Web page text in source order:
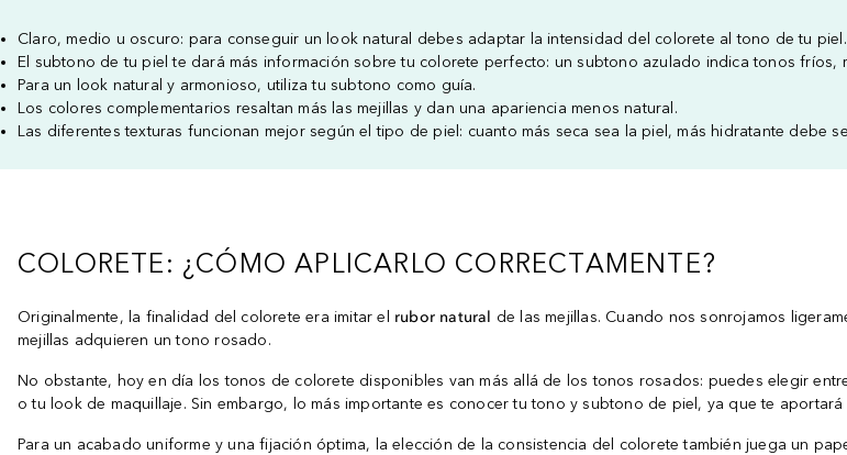
Claro, medio u oscuro: para conseguir un look natural debes adaptar la intensidad del colorete al tono de tu piel.
El subtono de tu piel te dará más información sobre tu colorete perfecto: un subtono azulado indica tonos fríos,
Para un look natural y armonioso, utiliza tu subtono como guía.
Los colores complementarios resaltan más las mejillas y dan una apariencia menos natural.
Las diferentes texturas funcionan mejor según el tipo de piel: cuanto más seca sea la piel, más hidratante debe
COLORETE: ¿CÓMO APLICARLO CORRECTAMENTE?
Originalmente, la finalidad del colorete era imitar el rubor natural de las mejillas. Cuando nos sonrojamos
mejillas adquieren un tono rosado.
No obstante, hoy en día los tonos de colorete disponibles van más allá de los tonos rosados: puedes elegir
o tu look de maquillaje. Sin embargo, lo más importante es conocer tu tono y subtono de piel, ya que te
Para un acabado uniforme y una fijación óptima, la elección de la consistencia del colorete también juega un